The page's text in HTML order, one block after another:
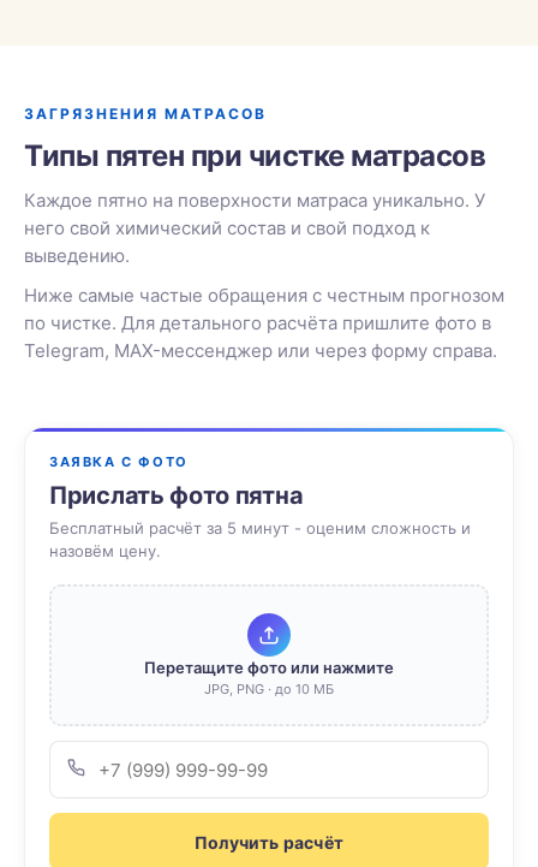
ЗАГРЯЗНЕНИЯ МАТРАСОВ
Типы пятен при чистке матрасов
Каждое пятно на поверхности матраса уникально. У
него свой химический состав и свой подход к
выведению.
Ниже самые частые обращения с честным прогнозом
по чистке. Для детального расчёта пришлите фото в
Telegram, MAX-мессенджер или через форму справа.
ЗАЯВКА С ФОТО
Прислать фото пятна
Бесплатный расчёт за 5 минут - оценим сложность и
назовём цену.
Перетащите фото или нажмите
JPG, PNG · до 10 МБ
Получить расчёт